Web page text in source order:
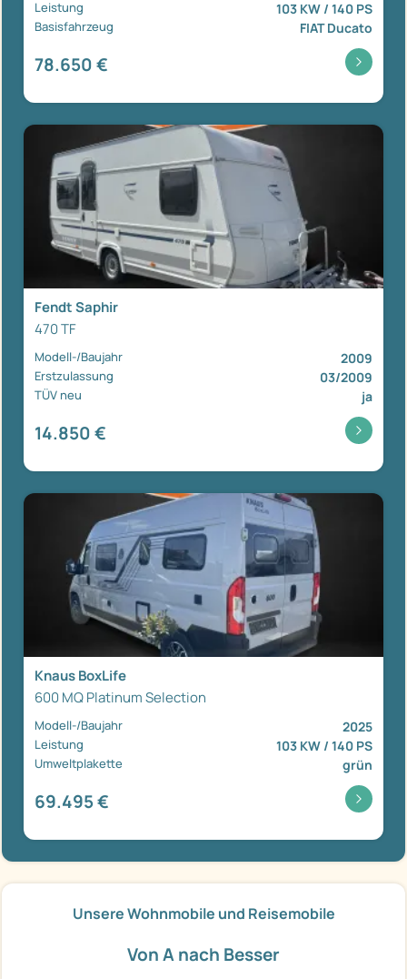
Leistung 103 KW / 140 PS
Basisfahrzeug FIAT Ducato
78.650 €
Fendt Saphir
470 TF
Modell-/Baujahr 2009
Erstzulassung 03/2009
TÜV neu ja
14.850 €
Knaus BoxLife
600 MQ Platinum Selection
Modell-/Baujahr 2025
Leistung 103 KW / 140 PS
Umweltplakette grün
69.495 €
Unsere Wohnmobile und Reisemobile
Von A nach Besser